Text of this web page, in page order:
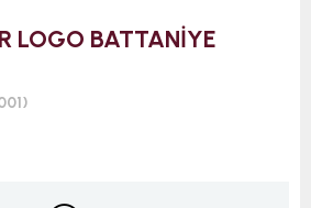
LOGO BATTANİYE